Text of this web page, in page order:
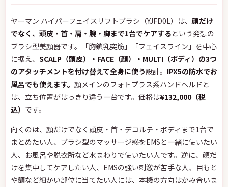
ヤーマン ハイパーフェイスリフトブラシ（YJFD0L）は、顔だけ
でなく、頭皮・首・肩・腕・脚まで1台でケアするという発想の
ブラシ型美顔器です。「胸鎖乳突筋」「フェイスライン」を中心
に据え、 SCALP（頭皮）・FACE（顔）・MULTI（ボディ）の3つ
のアタッチメントを付け替えて全身に使う設計。 IPX5の防水でお
風呂でも使えます。 顔メインのフォトプラス系ハンドヘルドと
は、立ち位置がはっきり違う一台です。価格は¥132,000（税
込） です。
向くのは、顔だけでなく頭皮・首・デコルテ・ボディまで1台で
まとめたい人、ブラシ型のマッサージ感をEMSと一緒に使いたい
人、お風呂や脱衣所など水まわりで使いたい人です。逆に、顔だ
けを集中してケアしたい人、EMSの強い刺激が苦手な人、目もと
や額など細かい部位に当てたい人には、本機の方向はかみ合いま